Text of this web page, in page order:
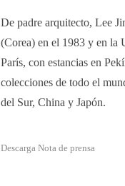
De padre arquitecto, Lee
(Corea) en el 1983 y en la
París, con estancias en
colecciones de todo el
del Sur, China y Japón.
Descarga Nota de prensa